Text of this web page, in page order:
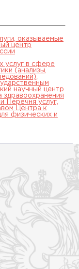
оказываемые
центр
услуг в сфере
(анализы,
научный центр
здравоохранения
Перечня услуг,
Центра к
физических и